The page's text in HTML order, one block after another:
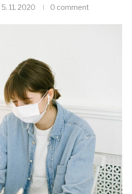
5. 11. 2020 0 comment